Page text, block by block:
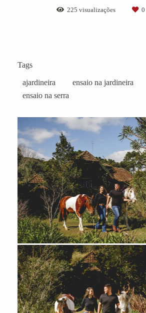
225 visualizações 0
Tags
ajardineira
ensaio na jardineira
ensaio na serra